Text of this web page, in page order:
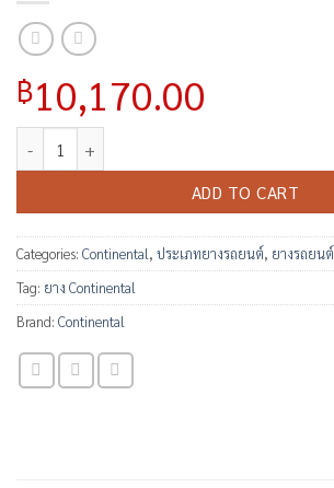
฿10,170.00
ADD TO CART
Categories: Continental, ประเภทยางรถยนต์, ยางรถยนต์
Tag: ยาง Continental
Brand: Continental